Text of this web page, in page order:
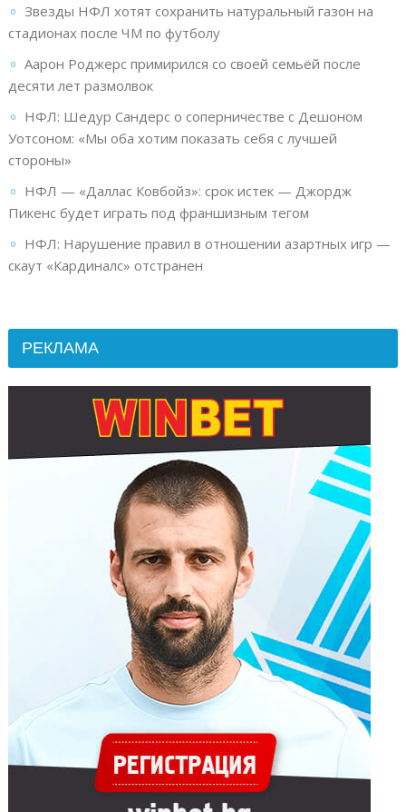
Звезды НФЛ хотят сохранить натуральный газон на
стадионах после ЧМ по футболу
Аарон Роджерс примирился со своей семьёй после
десяти лет размолвок
НФЛ: Шедур Сандерс о соперничестве с Дешоном
Уотсоном: «Мы оба хотим показать себя с лучшей
стороны»
НФЛ — «Даллас Ковбойз»: срок истек — Джордж
Пикенс будет играть под франшизным тегом
НФЛ: Нарушение правил в отношении азартных игр —
скаут «Кардиналс» отстранен
РЕКЛАМА